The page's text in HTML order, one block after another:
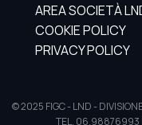
AREA SOCIETÀ
COOKIE POLICY
PRIVACY POLICY
© 2025 FIGC - LND -
TEL. 06.98876993 |